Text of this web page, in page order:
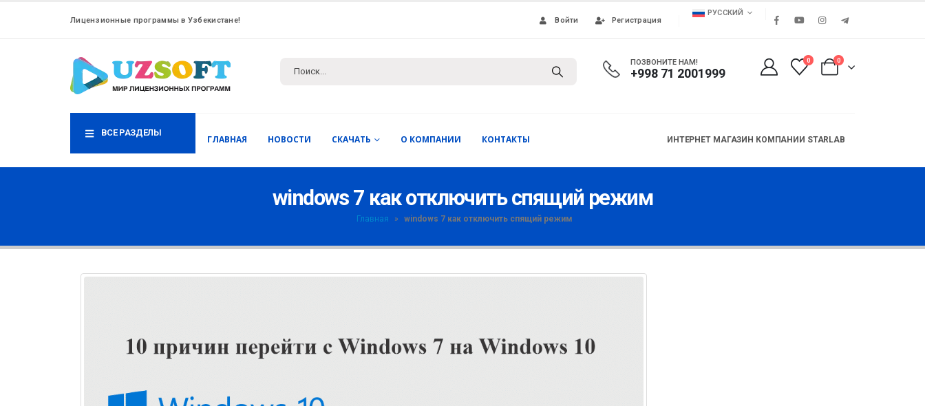
Лицензионные программы в Узбекистане! Войти Регистрация
РУССКИЙ
ПОЗВОНИТЕ НАМ!
+998 71 2001999
0 0
ВСЕ РАЗДЕЛЫ
ГЛАВНАЯ НОВОСТИ СКАЧАТЬ О КОМПАНИИ КОНТАКТЫ ИНТЕРНЕТ МАГАЗИН КОМПАНИИ STARLAB
windows 7 как отключить спящий режим
Главная » windows 7 как отключить спящий режим